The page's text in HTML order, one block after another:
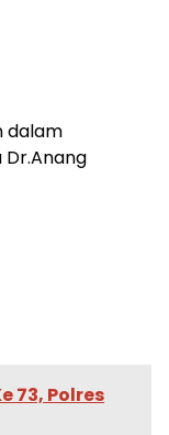
dalam
Dr.Anang
73, Polres